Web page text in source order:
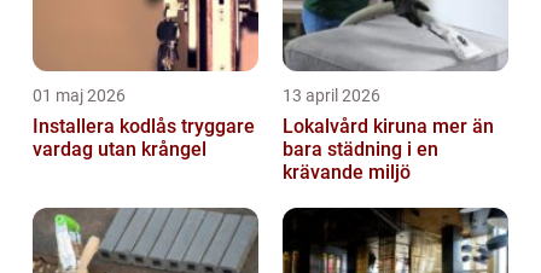
01 maj 2026
Installera kodlås tryggare
vardag utan krångel
13 april 2026
Lokalvård kiruna mer än
bara städning i en
krävande miljö